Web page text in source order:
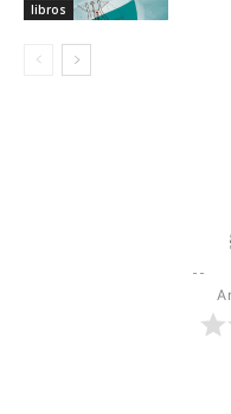
libros